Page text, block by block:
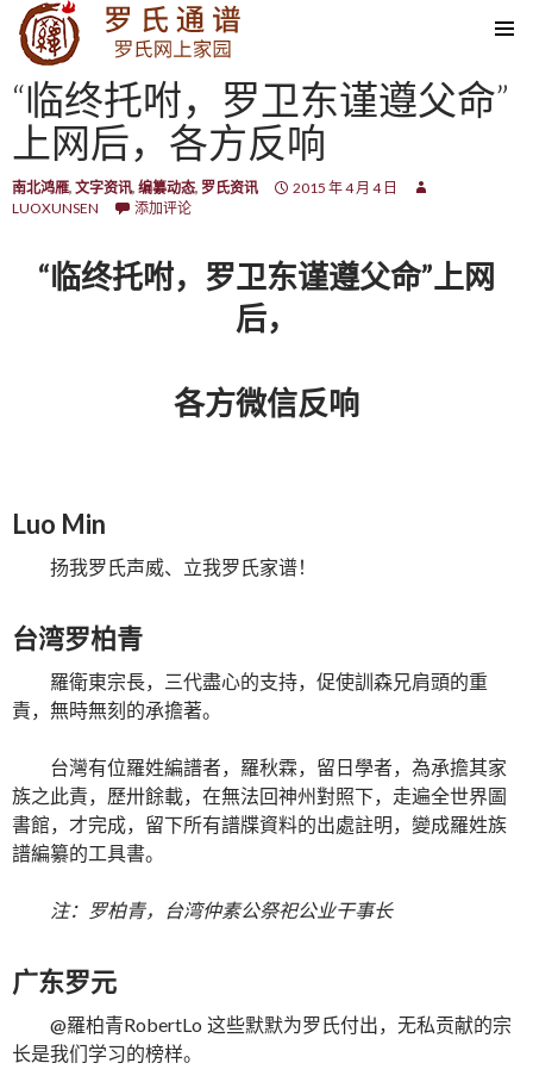
SKIP TO CONTENT
“临终托咐，罗卫东谨遵父命”
上网后，各方反响
南北鸿雁, 文字资讯, 编纂动态, 罗氏资讯
2015 年 4 月 4 日
LUOXUNSEN
添加评论
“临终托咐，罗卫东谨遵父命”上网
后，
各方微信反响
Luo Min
扬我罗氏声威、立我罗氏家谱！
台湾罗柏青
羅衛東宗長，三代盡心的支持，促使訓森兄肩頭的重
責，無時無刻的承擔著。
台灣有位羅姓編譜者，羅秋霖，留日學者，為承擔其家
族之此責，歷卅餘載，在無法回神州對照下，走遍全世界圖
書館，才完成，留下所有譜牒資料的出處註明，變成羅姓族
譜編纂的工具書。
注：罗柏青，台湾仲素公祭祀公业干事长
广东罗元
@羅柏青RobertLo 这些默默为罗氏付出，无私贡献的宗
长是我们学习的榜样。